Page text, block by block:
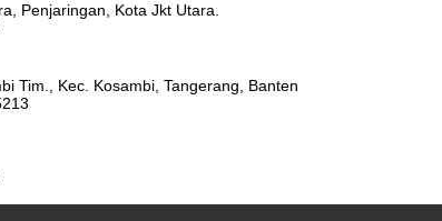
Penjaringan, Kota Jkt Utara.
Tim., Kec. Kosambi, Tangerang, Banten